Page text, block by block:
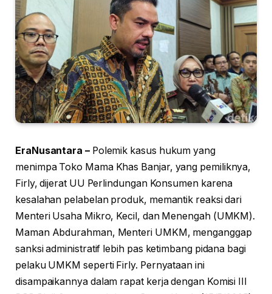
EraNusantara –Polemik kasus hukum yang
menimpa Toko Mama Khas Banjar, yang pemiliknya,
Firly, dijerat UU Perlindungan Konsumen karena
kesalahan pelabelan produk, memantik reaksi dari
Menteri Usaha Mikro, Kecil, dan Menengah (UMKM).
Maman Abdurahman, Menteri UMKM, menganggap
sanksi administratif lebih pas ketimbang pidana bagi
pelaku UMKM seperti Firly. Pernyataan ini
disampaikannya dalam rapat kerja dengan Komisi III